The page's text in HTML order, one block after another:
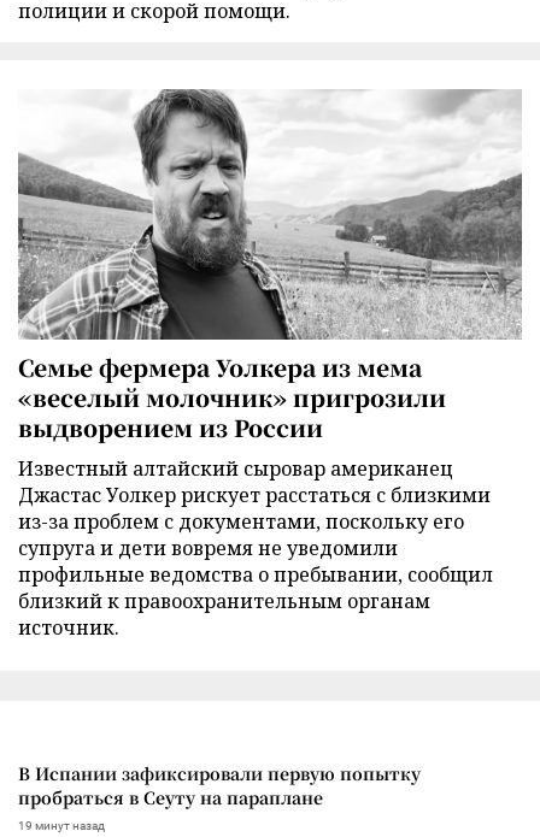
полиции и скорой помощи.
Семье фермера Уолкера из мема
«веселый молочник» пригрозили
выдворением из России
Известный алтайский сыровар американец
Джастас Уолкер рискует расстаться с близкими
из-за проблем с документами, поскольку его
супруга и дети вовремя не уведомили
профильные ведомства о пребывании, сообщил
близкий к правоохранительным органам
источник.
В Испании зафиксировали первую попытку
пробраться в Сеуту на параплане
19 минут назад